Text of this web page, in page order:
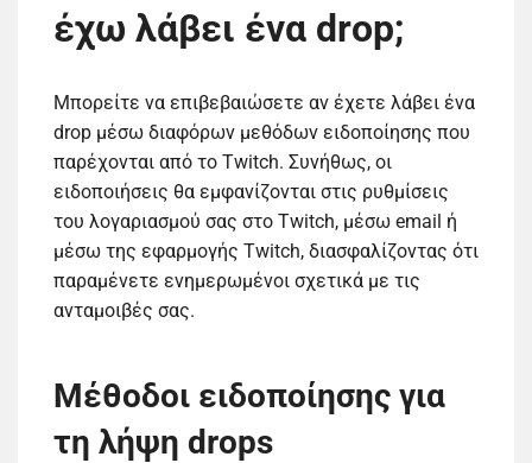
έχω λάβει ένα drop;
Μπορείτε να επιβεβαιώσετε αν έχετε λάβει ένα
drop μέσω διαφόρων μεθόδων ειδοποίησης που
παρέχονται από το Twitch. Συνήθως, οι
ειδοποιήσεις θα εμφανίζονται στις ρυθμίσεις
του λογαριασμού σας στο Twitch, μέσω email ή
μέσω της εφαρμογής Twitch, διασφαλίζοντας ότι
παραμένετε ενημερωμένοι σχετικά με τις
ανταμοιβές σας.
Μέθοδοι ειδοποίησης για
τη λήψη drops